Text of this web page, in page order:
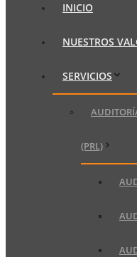
INICIO
NUESTROS
SERVICIOS
(PRL)